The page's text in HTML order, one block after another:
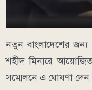
নতুন বাংলাদেশের জন্য
শহীদ মিনারে
সম্মেলনে এ ঘোষণা দেন।